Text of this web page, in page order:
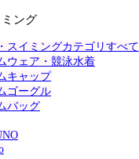
ング
スイミングカテゴリすべて
ウェア・競泳水着
キャップ
ゴーグル
バッグ